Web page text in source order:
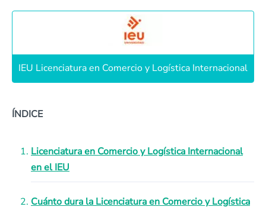
IEU Licenciatura en Comercio y Logística Internacional
ÍNDICE
Licenciatura en Comercio y Logística Internacional
en el IEU
Cuánto dura la Licenciatura en Comercio y Logística